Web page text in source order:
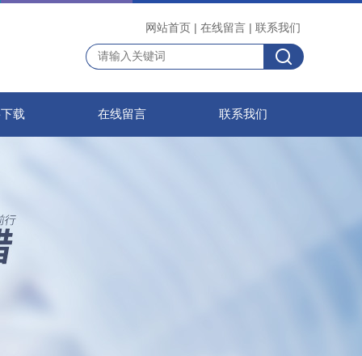
网站首页 | 在线留言 | 联系我们
载 在线留言 联系我们